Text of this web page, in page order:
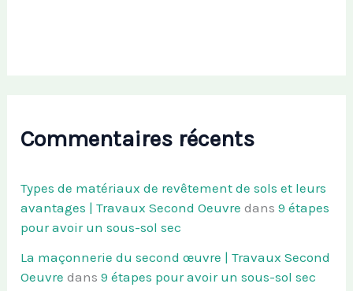
Commentaires récents
Types de matériaux de revêtement de sols et leurs
avantages | Travaux Second Oeuvre dans9 étapes
pour avoir un sous-sol sec
La maçonnerie du second œuvre | Travaux Second
Oeuvre dans9 étapes pour avoir un sous-sol sec